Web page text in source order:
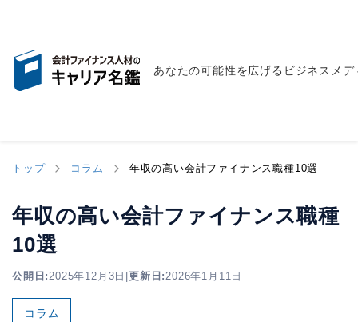
あなたの可能性を広げるビジネスメデ
トップ コラム 年収の高い会計ファイナンス職種10選
年収の高い会計ファイナンス職種
10選
公開日:2025年12月3日 |更新日:2026年1月11日
コラム